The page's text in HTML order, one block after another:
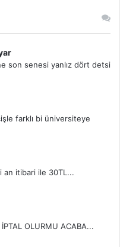
son senesi yanlız dört detsi
farklı bi üniversiteye
an itibari ile 30TL...
OLURMU ACABA...